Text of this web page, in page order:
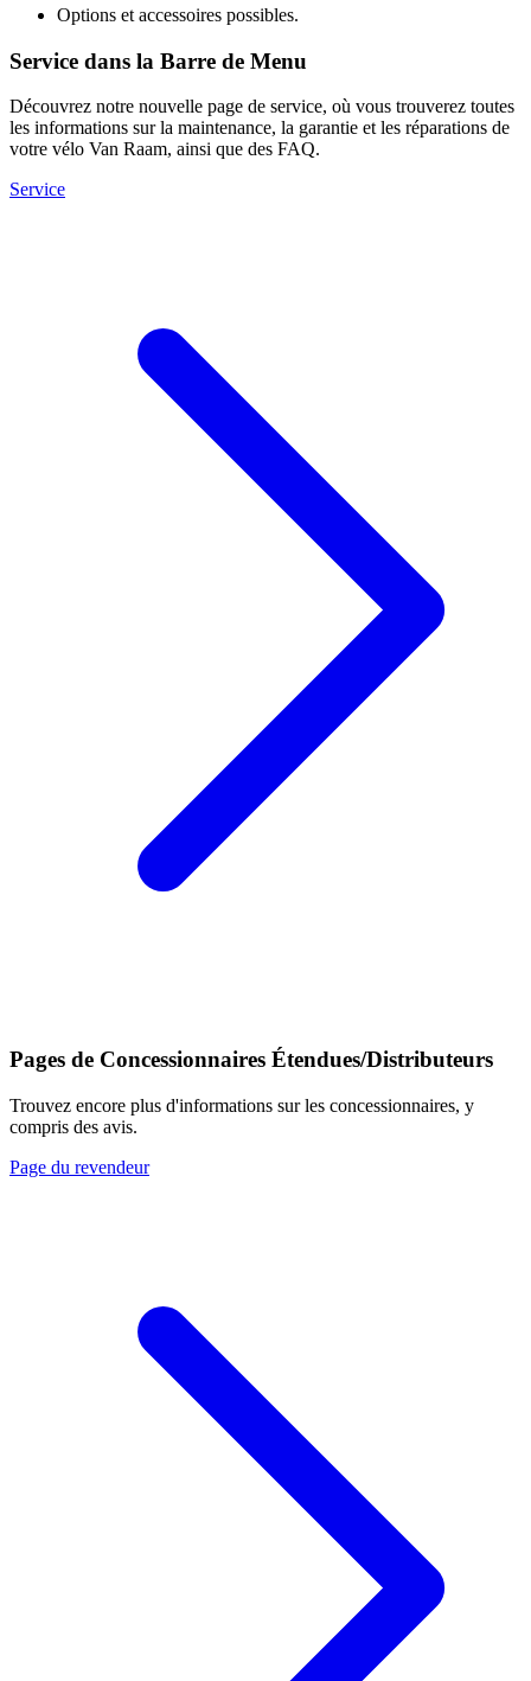
Options et accessoires possibles.
Service dans la Barre de Menu
Découvrez notre nouvelle page de service, où vous trouverez toutes
les informations sur la maintenance, la garantie et les réparations de
votre vélo Van Raam, ainsi que des FAQ.
Service
Pages de Concessionnaires Étendues/Distributeurs
Trouvez encore plus d'informations sur les concessionnaires, y
compris des avis.
Page du revendeur